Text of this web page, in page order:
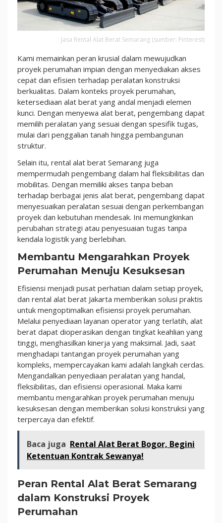
Jasa Rental Alat Berat Semarang (sumber: Pinterest)
Kami memainkan peran krusial dalam mewujudkan
proyek perumahan impian dengan menyediakan akses
cepat dan efisien terhadap peralatan konstruksi
berkualitas. Dalam konteks proyek perumahan,
ketersediaan alat berat yang andal menjadi elemen
kunci. Dengan menyewa alat berat, pengembang dapat
memilih peralatan yang sesuai dengan spesifik tugas,
mulai dari penggalian tanah hingga pembangunan
struktur.
Selain itu, rental alat berat Semarang juga
mempermudah pengembang dalam hal fleksibilitas dan
mobilitas. Dengan memiliki akses tanpa beban
terhadap berbagai jenis alat berat, pengembang dapat
menyesuaikan peralatan sesuai dengan perkembangan
proyek dan kebutuhan mendesak. Ini memungkinkan
perubahan strategi atau penyesuaian tugas tanpa
kendala logistik yang berlebihan.
Membantu Mengarahkan Proyek
Perumahan Menuju Kesuksesan
Efisiensi menjadi pusat perhatian dalam setiap proyek,
dan rental alat berat Jakarta memberikan solusi praktis
untuk mengoptimalkan efisiensi proyek perumahan.
Melalui penyediaan layanan operator yang terlatih, alat
berat dapat dioperasikan dengan tingkat keahlian yang
tinggi, menghasilkan kinerja yang maksimal. Jadi, saat
menghadapi tantangan proyek perumahan yang
kompleks, mempercayakan kami adalah langkah cerdas.
Mengandalkan penyediaan peralatan yang handal,
fleksibilitas, dan efisiensi operasional. Maka kami
membantu mengarahkan proyek perumahan menuju
kesuksesan dengan memberikan solusi konstruksi yang
terpercaya dan efektif.
Baca juga Rental Alat Berat Bogor, Begini
Ketentuan Kontrak Sewanya!
Peran Rental Alat Berat Semarang
dalam Konstruksi Proyek
Perumahan